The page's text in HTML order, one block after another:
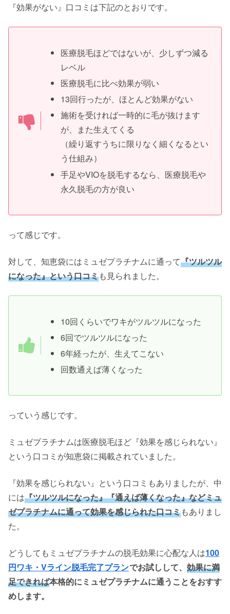
『効果がない』口コミは下記のとおりです。
医療脱毛ほどではないが、少しずつ減る
レベル
医療脱毛に比べ効果が弱い
13回行ったが、ほとんど効果がない
施術を受ければ一時的に毛が抜けます
が、また生えてくる
（繰り返すうちに限りなく細くなるとい
う仕組み）
手足やVIOを脱毛するなら、医療脱毛や
永久脱毛の方が良い
って感じです。
対して、知恵袋にはミュゼプラチナムに通って『ツルツル
になった』という口コミも見られました。
10回くらいでワキがツルツルになった
6回でツルツルになった
6年経ったが、生えてこない
回数通えば薄くなった
っていう感じです。
ミュゼプラチナムは医療脱毛ほど『効果を感じられない』
という口コミが知恵袋に掲載されていました。
『効果を感じられない』という口コミもありましたが、中
には『ツルツルになった』『通えば薄くなった』などミュ
ゼプラチナムに通って効果を感じられた口コミもありまし
た。
どうしてもミュゼプラチナムの脱毛効果に心配な人は100
円ワキ・Vライン脱毛完了プランでお試しして、 効果に満
足できれば本格的にミュゼプラチナムに通うことをおすす
めします。